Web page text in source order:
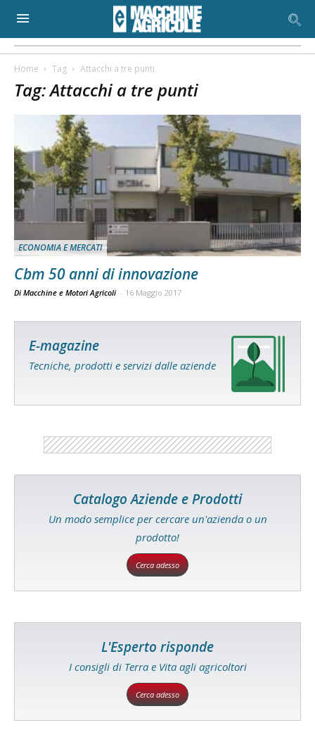
Home Tag Attacchi a tre punti
Tag: Attacchi a tre punti
ECONOMIA E MERCATI
Cbm 50 anni di innovazione
Di Macchine e Motori Agricoli - 16 Maggio 2017
E-magazine
Tecniche, prodotti e servizi dalle aziende
Catalogo Aziende e Prodotti
Un modo semplice per cercare un'azienda o un
prodotto!
Cerca adesso
L'Esperto risponde
I consigli di Terra e Vita agli agricoltori
Cerca adesso